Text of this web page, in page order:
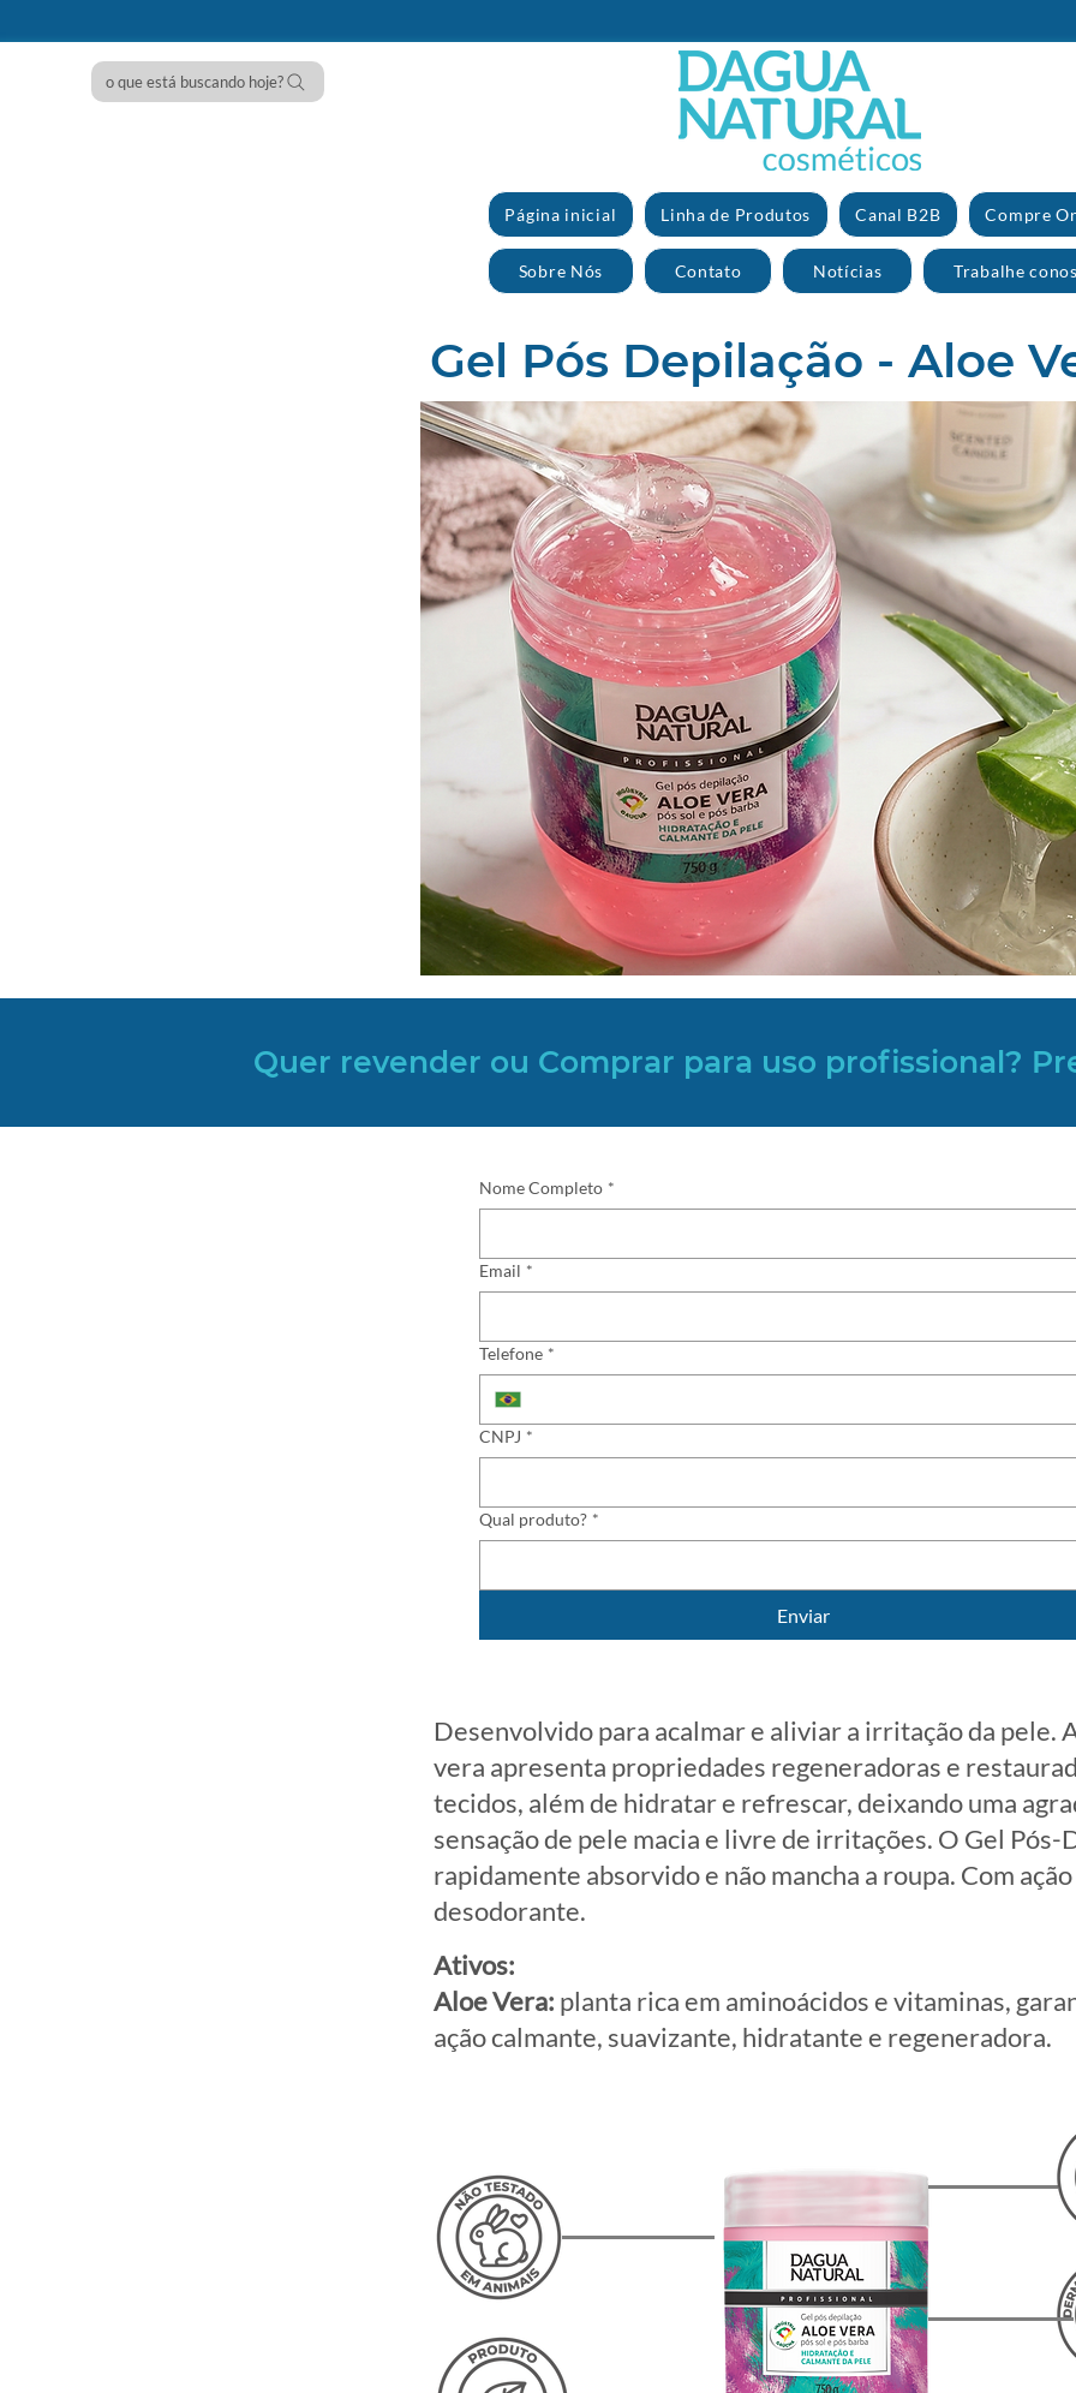
o que está buscando hoje?
Página inicial Linha de Produtos Canal B2B Compre
Sobre Nós Contato Notícias Trabalhe
Gel Pós Depilação - Aloe
Quer revender ou Comprar para uso profissional?
Nome Completo *
Email *
Telefone *
CNPJ *
Qual produto? *
Enviar
Desenvolvido para acalmar e aliviar a irritação da pele.
vera apresenta propriedades regeneradoras e
tecidos, além de hidratar e refrescar, deixando uma
sensação de pele macia e livre de irritações. O Gel Pós-
rapidamente absorvido e não mancha a roupa. Com ação
desodorante.
Ativos:
Aloe Vera: planta rica em aminoácidos e vitaminas,
ação calmante, suavizante, hidratante e regeneradora.